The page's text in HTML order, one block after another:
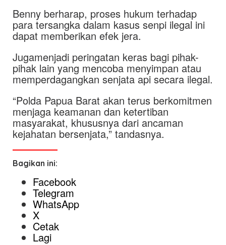
Benny berharap, proses hukum terhadap
para tersangka dalam kasus senpi ilegal ini
dapat memberikan efek jera.
Jugamenjadi peringatan keras bagi pihak-
pihak lain yang mencoba menyimpan atau
memperdagangkan senjata api secara ilegal.
“Polda Papua Barat akan terus berkomitmen
menjaga keamanan dan ketertiban
masyarakat, khususnya dari ancaman
kejahatan bersenjata,” tandasnya.
Bagikan ini:
Facebook
Telegram
WhatsApp
X
Cetak
Lagi